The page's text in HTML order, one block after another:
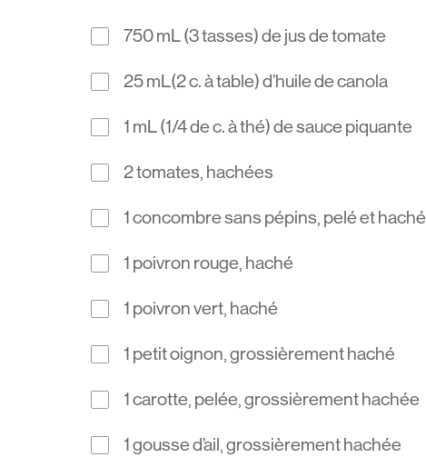
750 mL (3 tasses) de jus de tomate
25 mL(2 c. à table) d’huile de canola
1 mL (1/4 de c. à thé) de sauce piquante
2 tomates, hachées
1 concombre sans pépins, pelé et haché
1 poivron rouge, haché
1 poivron vert, haché
1 petit oignon, grossièrement haché
1 carotte, pelée, grossièrement hachée
1 gousse d’ail, grossièrement hachée